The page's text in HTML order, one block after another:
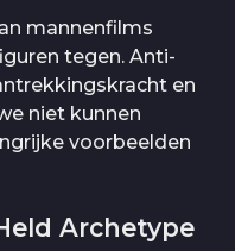
mannenfilms
tegen. Anti-
en
niet kunnen
voorbeelden
Archetype